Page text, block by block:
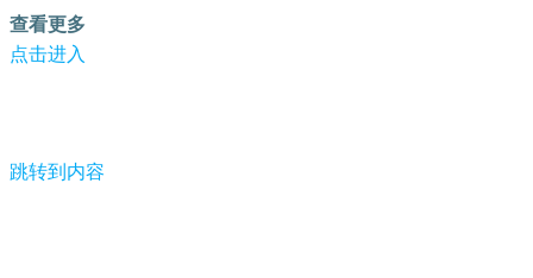
查看更多
点击进入
跳转到内容